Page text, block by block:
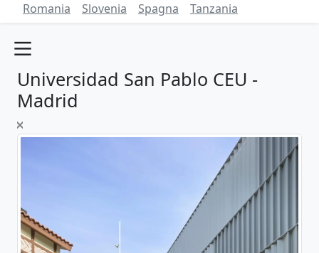
Romania
Slovenia Spagna Tanzania
Universidad San Pablo CEU -
Madrid